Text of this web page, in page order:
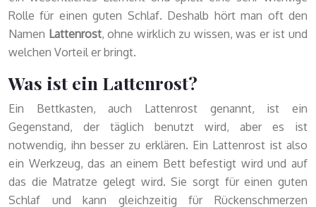
Rolle für einen guten Schlaf. Deshalb hört man oft den
Namen Lattenrost, ohne wirklich zu wissen, was er ist und
welchen Vorteil er bringt.
Was ist ein Lattenrost?
Ein Bettkasten, auch Lattenrost genannt, ist ein
Gegenstand, der täglich benutzt wird, aber es ist
notwendig, ihn besser zu erklären. Ein Lattenrost ist also
ein Werkzeug, das an einem Bett befestigt wird und auf
das die Matratze gelegt wird. Sie sorgt für einen guten
Schlaf und kann gleichzeitig für Rückenschmerzen